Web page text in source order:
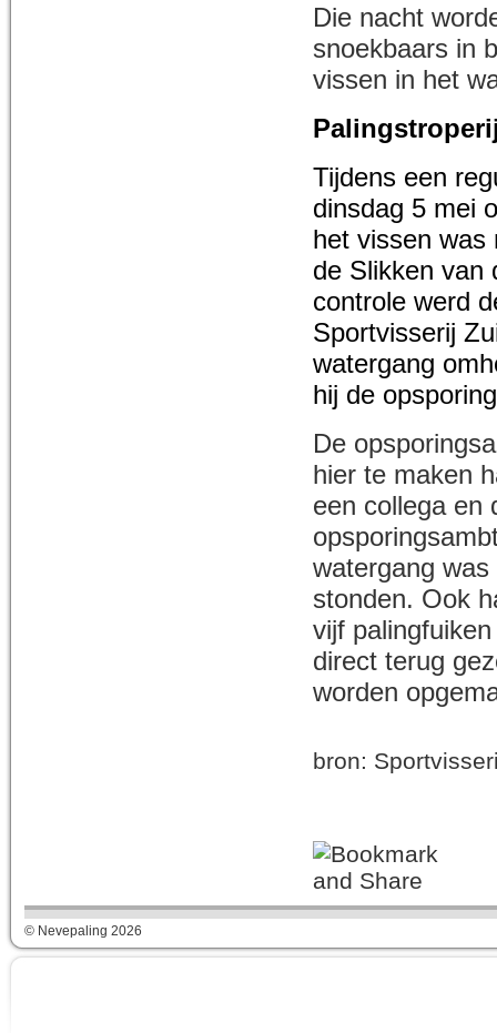
Die nacht
snoekbaars in
vissen in het
Tijdens een
dinsdag 5 mei
het vissen was
de Slikken van
controle werd
Sportvisserij
watergang
hij de
De
hier te maken
een collega en
watergang
stonden. Ook
vijf
direct terug
worden
bron:
© Nevepaling 2026